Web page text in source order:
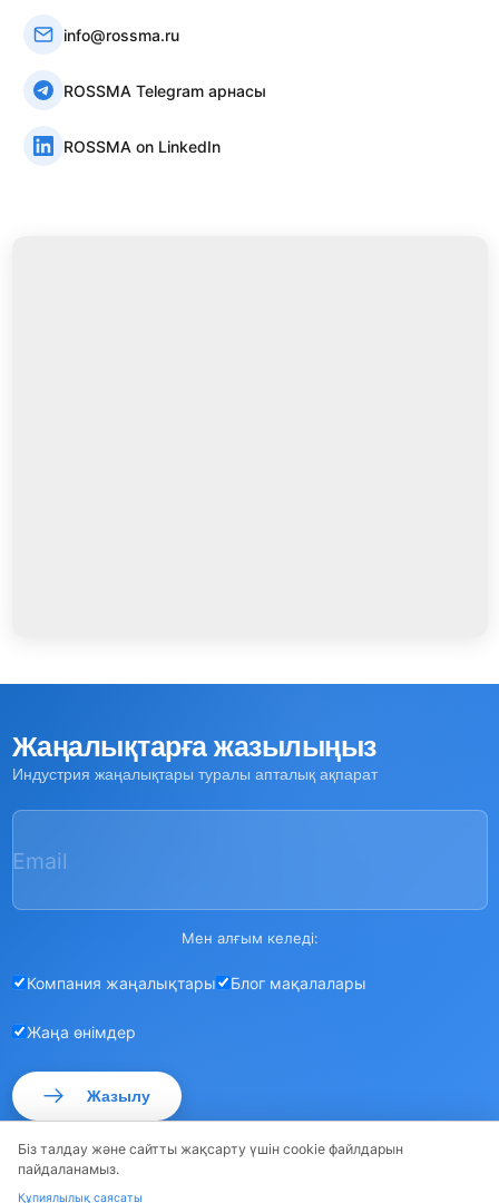
Біз талдау және сайтты жақсарту үшін cookie файлдарын
пайдаланамыз.
Құпиялылық саясаты
info@rossma.ru
ROSSMA Telegram арнасы
ROSSMA on LinkedIn
Жаңалықтарға жазылыңыз
Индустрия жаңалықтары туралы апталық ақпарат
Email
Мен алғым келеді:
Компания жаңалықтары Блог мақалалары
Жаңа өнімдер
Жазылу